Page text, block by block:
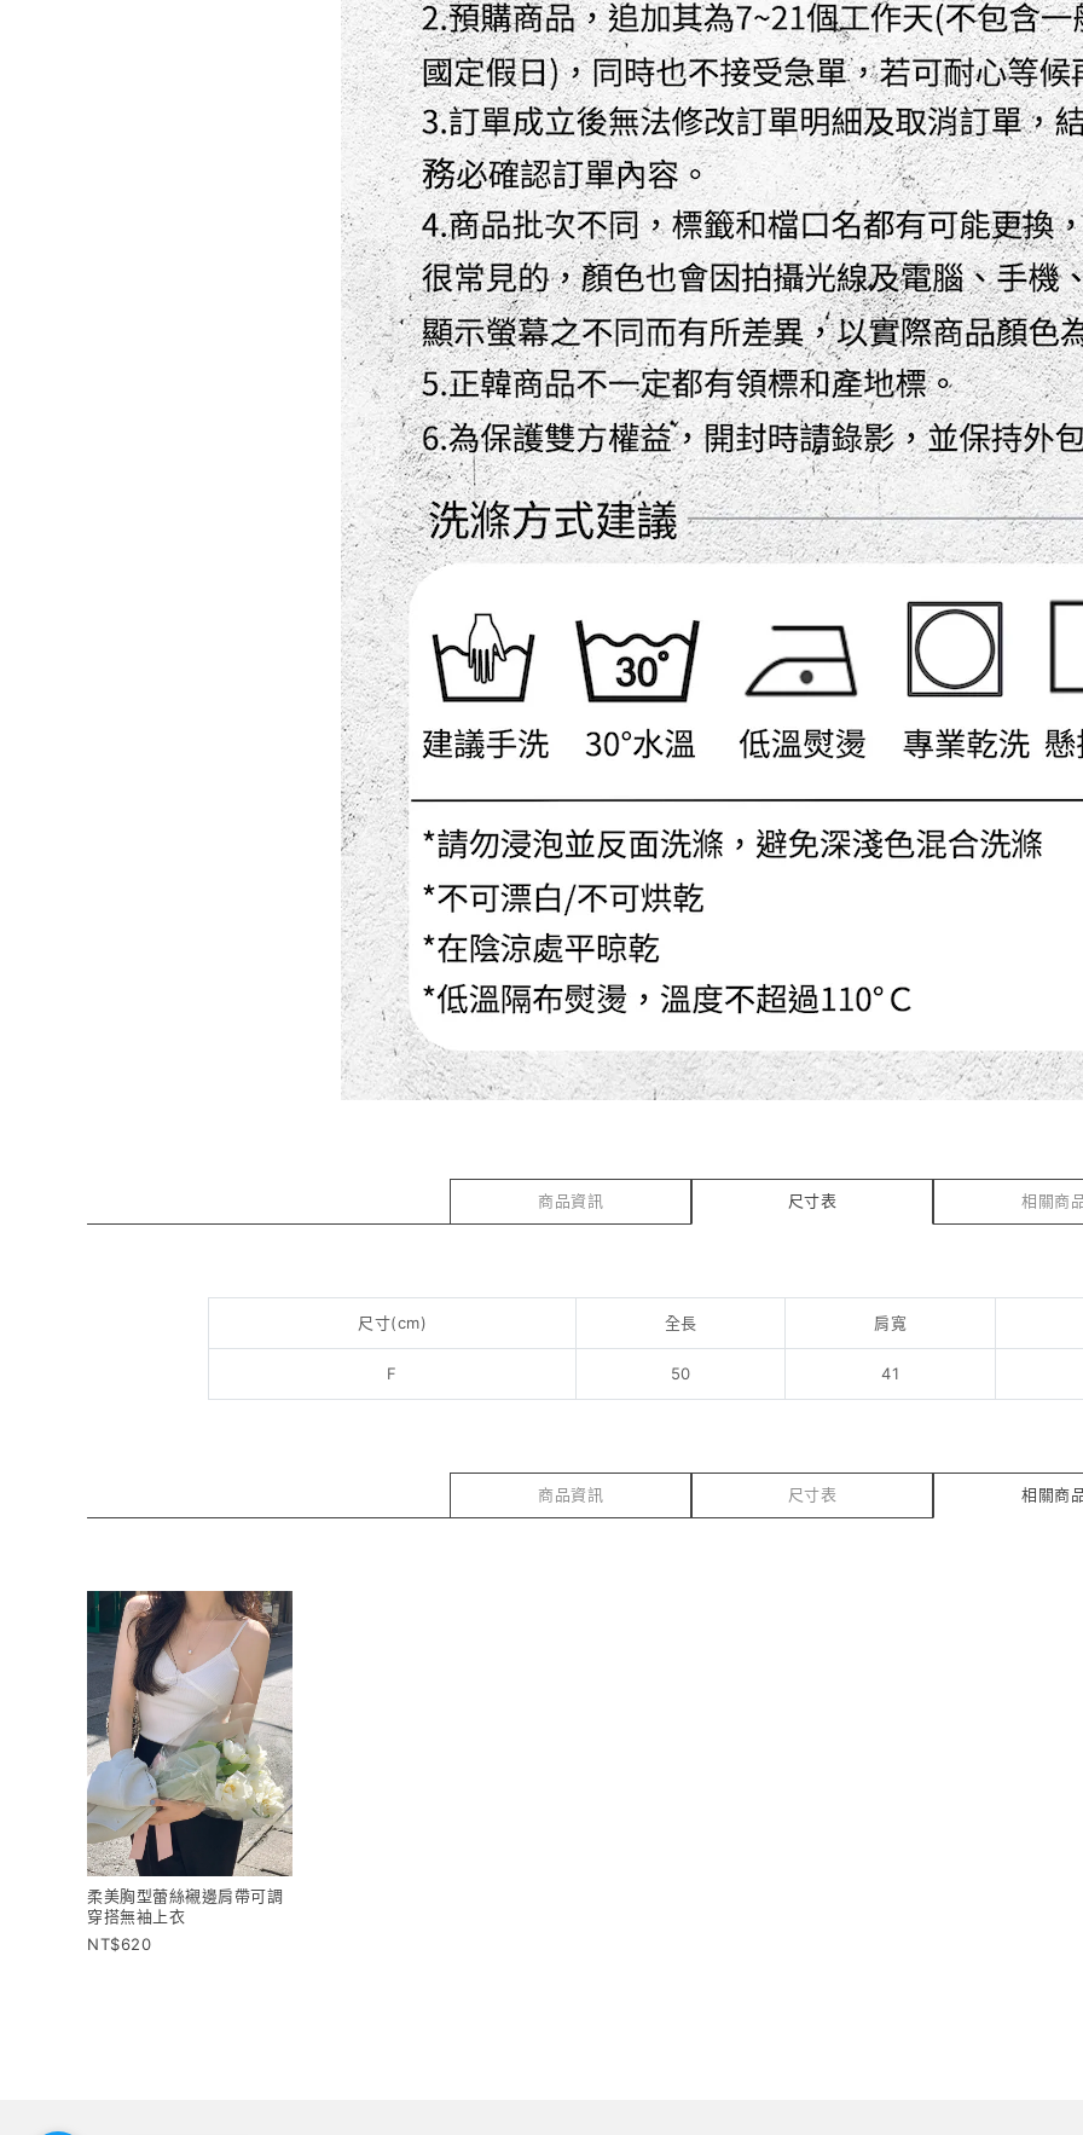
商品資訊 尺寸表 相關商
尺寸(cm) 全長 肩寬
F 50 41
商品資訊 尺寸表 相關商
柔美胸型蕾絲襯邊肩帶可調
穿搭無袖上衣
620